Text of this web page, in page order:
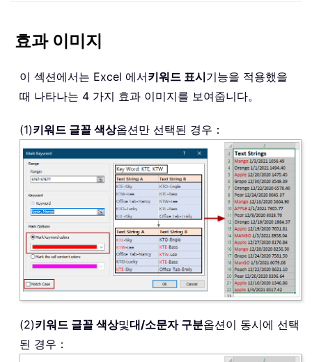
효과 이미지
이 섹션에서는 Excel 에서키워드 표시기능을 적용했을
때 나타나는 4 가지 효과 이미지를 보여줍니다。
(1)키워드 글꼴 색상옵션만 선택된 경우：
(2)키워드 글꼴 색상및대/소문자 구분옵션이 동시에 선택
된 경우：